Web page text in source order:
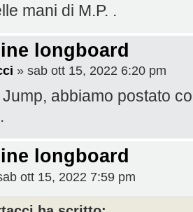
mani di M.P. .
longboard
» sab ott 15, 2022 6:20 pm
abbiamo postato
longboard
ott 15, 2022 7:59 pm